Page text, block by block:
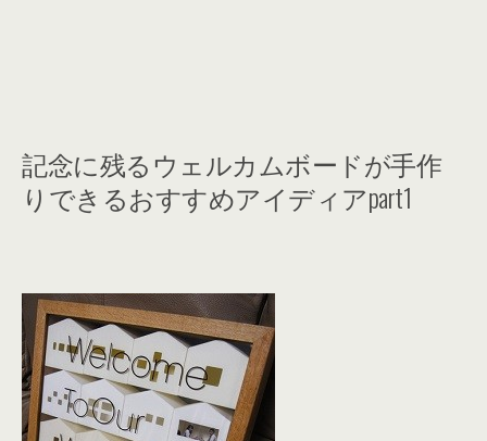
記念に残るウェルカムボードが手作
りできるおすすめアイディアpart1